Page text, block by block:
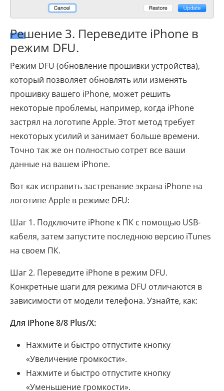
Решение 3. Переведите iPhone в
режим DFU.
Режим DFU (обновление прошивки устройства),
который позволяет обновлять или изменять
прошивку вашего iPhone, может решить
некоторые проблемы, например, когда iPhone
застрял на логотипе Apple. Этот метод требует
некоторых усилий и занимает больше времени.
Точно так же он полностью сотрет все ваши
данные на вашем iPhone.
Вот как исправить застревание экрана iPhone на
логотипе Apple в режиме DFU:
Шаг 1. Подключите iPhone к ПК с помощью USB-
кабеля, затем запустите последнюю версию iTunes
на своем ПК.
Шаг 2. Переведите iPhone в режим DFU.
Конкретные шаги для режима DFU отличаются в
зависимости от модели телефона. Узнайте, как:
Для iPhone 8/8 Plus/X:
Нажмите и быстро отпустите кнопку
«Увеличение громкости».
Нажмите и быстро отпустите кнопку
«Уменьшение громкости».